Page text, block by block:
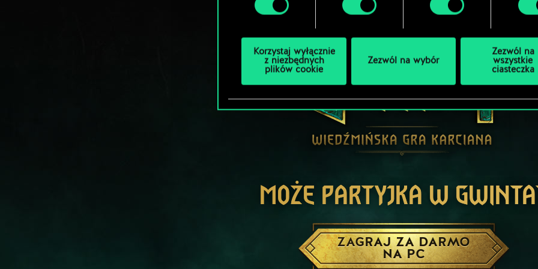
Korzystaj wyłącznie
z niezbędnych
plików cookie
Zezwól na wybór
Zezwól na
wszystkie
ciasteczka
MOŻE PARTYJKA W
ZAGRAJ ZA DARMO
NA PC